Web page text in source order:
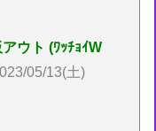
ウト (ﾜｯﾁｮｲW
05/13(土)